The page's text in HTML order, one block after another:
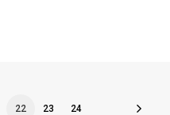
22 23 24